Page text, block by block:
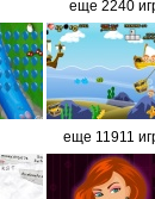
еще 2240
еще 11911